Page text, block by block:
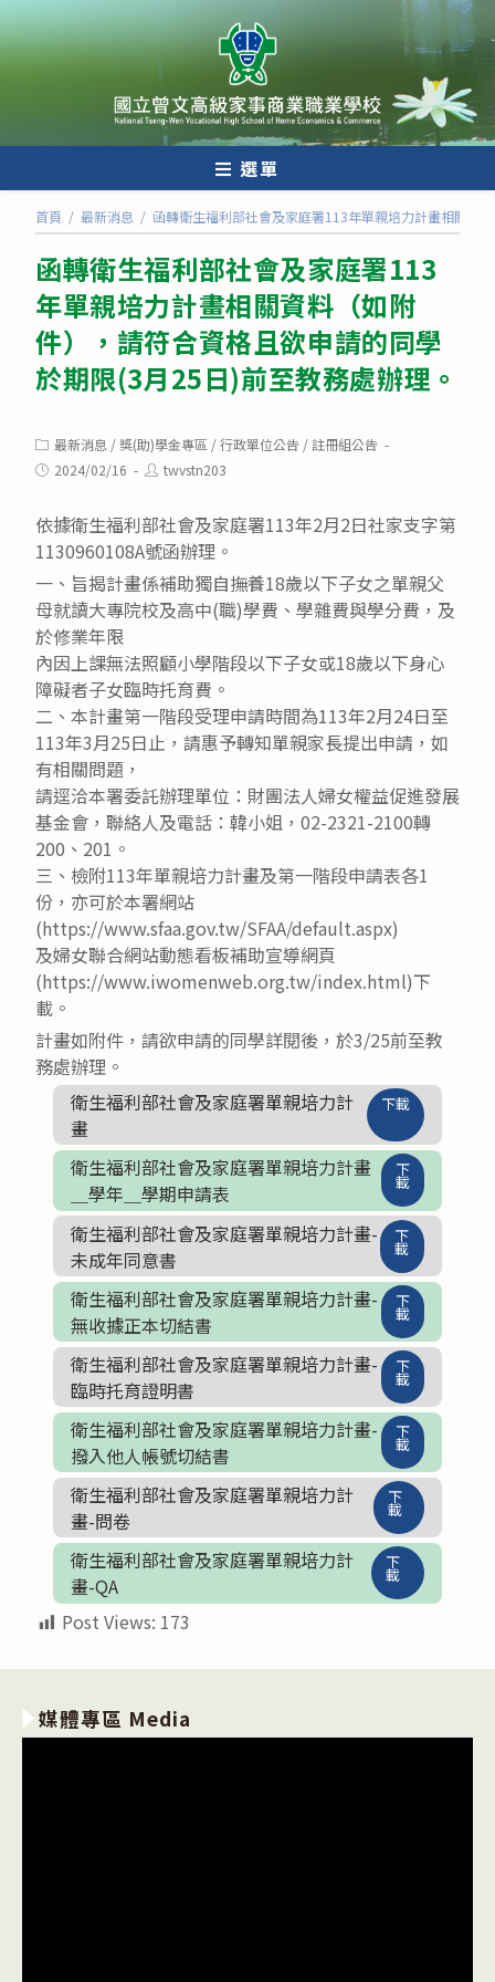
跳
轉
至
內
選單
首頁 / 最新消息 / 函轉衛生福利部社會及家庭署113年單親培力計畫相關資
函轉衛生福利部社會及家庭署113
年單親培力計畫相關資料（如附
件），請符合資格且欲申請的同學
於期限(3月25日)前至教務處辦理。
Post
category:
最新消息 /獎(助)學金專區 /行政單位公告 /註冊組公告
Post2024/02/16
Posttwvstn203
依據衛生福利部社會及家庭署113年2月2日社家支字第
1130960108A號函辦理。
一、旨揭計畫係補助獨自撫養18歲以下子女之單親父
母就讀大專院校及高中(職)學費、學雜費與學分費，及
於修業年限
內因上課無法照顧小學階段以下子女或18歲以下身心
障礙者子女臨時托育費。
二、本計畫第一階段受理申請時間為113年2月24日至
113年3月25日止，請惠予轉知單親家長提出申請，如
有相關問題，
請逕洽本署委託辦理單位：財團法人婦女權益促進發展
基金會，聯絡人及電話：韓小姐，02-2321-2100轉
200、201。
三、檢附113年單親培力計畫及第一階段申請表各1
份，亦可於本署網站
(https://www.sfaa.gov.tw/SFAA/default.aspx)
及婦女聯合網站動態看板補助宣導網頁
(https://www.iwomenweb.org.tw/index.html)下
載。
計畫如附件，請欲申請的同學詳閱後，於3/25前至教
務處辦理。
衛生福利部社會及家庭署單親培力計
畫
下載
衛生福利部社會及家庭署單親培力計畫
＿學年＿學期申請表
下
載
衛生福利部社會及家庭署單親培力計畫-
未成年同意書
下
載
衛生福利部社會及家庭署單親培力計畫-
無收據正本切結書
下
載
衛生福利部社會及家庭署單親培力計畫-
臨時托育證明書
下
載
衛生福利部社會及家庭署單親培力計畫-
撥入他人帳號切結書
下
載
衛生福利部社會及家庭署單親培力計
畫-問卷
下
載
衛生福利部社會及家庭署單親培力計
畫-QA
下
載
Post Views: 173
媒體專區 Media